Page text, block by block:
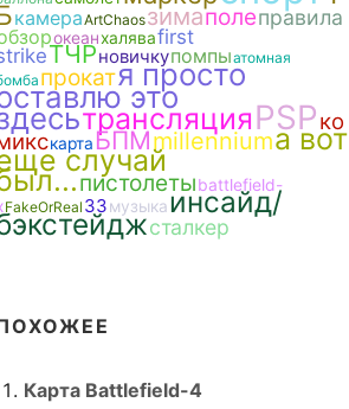
камераArtChaosзимаполеправила
океанхаляваfirst
ТЧРновичкупомпыатомная
прокатя просто
это
трансляцияPSPко
карта БПМmillenniumа вот
случай
пистолетыbattlefield-
FakeOrReal ЗЗмузыкаинсайд/
сталкер
Карта Battlefield-4